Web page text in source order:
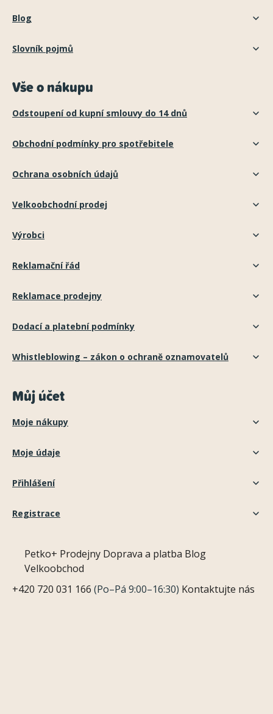
Blog
Slovník pojmů
Vše o nákupu
Odstoupení od kupní smlouvy do 14 dnů
Obchodní podmínky pro spotřebitele
Ochrana osobních údajů
Velkoobchodní prodej
Výrobci
Reklamační řád
Reklamace prodejny
Dodací a platební podmínky
Whistleblowing – zákon o ochraně oznamovatelů
Můj účet
Moje nákupy
Moje údaje
Přihlášení
Registrace
Petko+ Prodejny Doprava a platba Blog
Velkoobchod
+420 720 031 166 (Po–Pá 9:00–16:30) Kontaktujte nás